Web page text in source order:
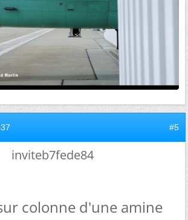
#5
inviteb7fede84
colonne d'une amine